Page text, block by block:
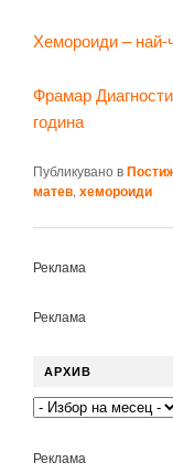
Хемороиди – най-
Фрамар
година
Публикувано в
матев, хемороиди
Реклама
Реклама
АРХИВ
Реклама